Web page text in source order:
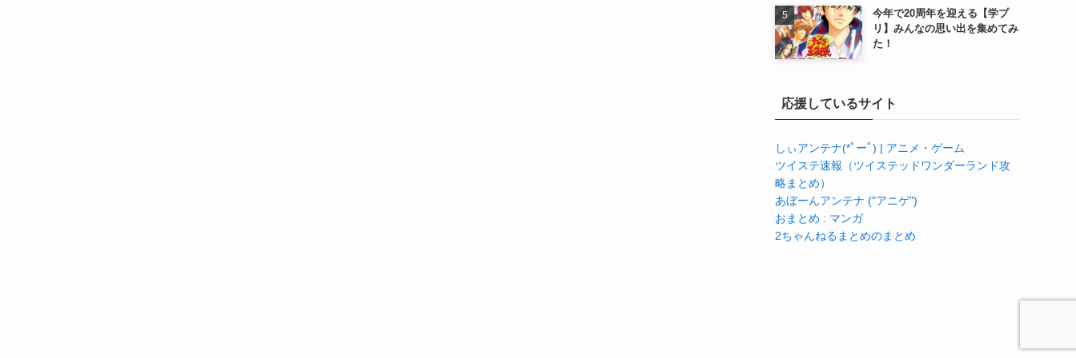
今年で20周年を迎える【学プ
リ】みんなの思い出を集めてみ
た！
応援しているサイト
しぃアンテナ(*ﾟーﾟ) | アニメ・ゲーム
ツイステ速報（ツイステッドワンダーランド攻
略まとめ）
あぼーんアンテナ ("アニゲ")
おまとめ : マンガ
2ちゃんねるまとめのまとめ